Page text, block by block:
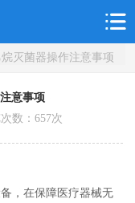
灭菌器操作注意事项
意事项
数：657次
，在保障医疗器械无